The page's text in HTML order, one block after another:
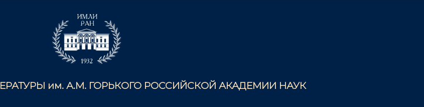
им. А.М. ГОРЬКОГО РОССИЙСКОЙ АКАДЕМИИ НАУК